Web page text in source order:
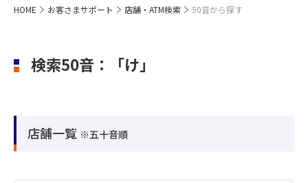
HOME お客さまサポート 店舗・ATM検索 50音から探す
検索50音：「け」
店舗一覧 ※五十音順